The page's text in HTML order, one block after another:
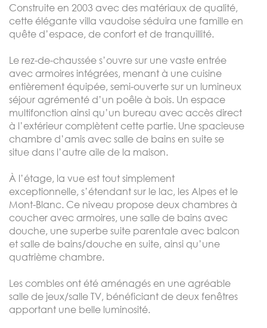
Construite en 2003 avec des matériaux de qualité,
cette élégante villa vaudoise séduira une famille en
quête d’espace, de confort et de tranquillité.
Le rez-de-chaussée s’ouvre sur une vaste entrée
avec armoires intégrées, menant à une cuisine
entièrement équipée, semi-ouverte sur un lumineux
séjour agrémenté d’un poêle à bois. Un espace
multifonction ainsi qu’un bureau avec accès direct
à l’extérieur complètent cette partie. Une spacieuse
chambre d’amis avec salle de bains en suite se
situe dans l’autre aile de la maison.
À l’étage, la vue est tout simplement
exceptionnelle, s’étendant sur le lac, les Alpes et le
Mont-Blanc. Ce niveau propose deux chambres à
coucher avec armoires, une salle de bains avec
douche, une superbe suite parentale avec balcon
et salle de bains/douche en suite, ainsi qu’une
quatrième chambre.
Les combles ont été aménagés en une agréable
salle de jeux/salle TV, bénéficiant de deux fenêtres
apportant une belle luminosité.